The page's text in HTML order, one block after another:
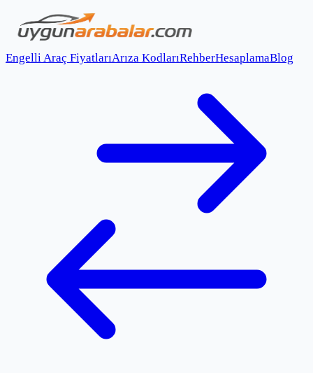
Engelli Araç FiyatlarıArıza KodlarıRehberHesaplamaBlog